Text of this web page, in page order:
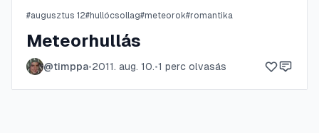
#augusztus 12#hullócsollag#meteorok#romantika
Meteorhullás
@timppa•2011. aug. 10.•1 perc olvasás